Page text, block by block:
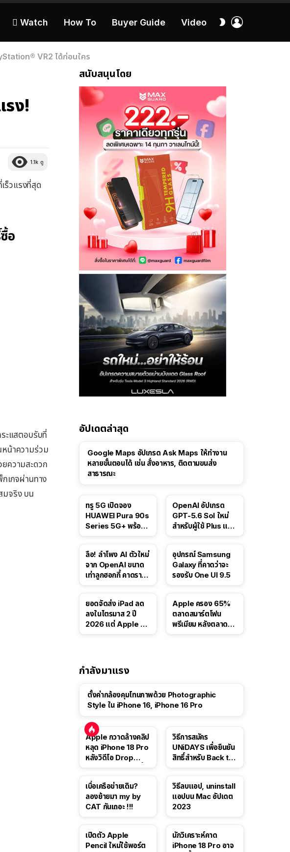
 Watch How To Buyer Guide Video
สลับ
VR2 ได้ก่อนใคร
รง!
1.1k ดู
ร็วแรงที่สุด
อ
ะแสตอบรับที่
หน้าความร่วม
ยความสะดวก
เกจผ่านทาง
มจริง บน
สนับสนุนโดย
อัปเดตล่าสุด
Google Maps อัปเกรด Ask Maps ให้ทำงาน
หลายขั้นตอนได้ เช่น สั่งอาหาร, ติดตามขนส่ง
สาธารณะ
ทรู 5G เปิดจอง
HUAWEI Pura 90s
Series 5G+ พร้อม
OpenAI อัปเกรด
GPT-5.6 Sol ใหม่
สำหรับผู้ใช้ Plus และ
ลือ! ลำโพง AI ตัวใหม่
จาก OpenAI ขนาด
เท่าลูกฮอกกี้ คาดราคา
อุปกรณ์ Samsung
Galaxy ที่คาดว่าจะ
รองรับ One UI 9.5
ยอดจัดส่ง iPad ลด
ลงในไตรมาส 2 ปี
2026 แต่ Apple ยัง
Apple ครอง 65%
ตลาดสมาร์ตโฟน
พรีเมียม หลังตลาดทำ
กำลังมาแรง
ตั้งค่ากล้องคุมโทนภาพด้วย Photographic
Style ใน iPhone 16, iPhone 16 Pro
Apple กวาดล้างคลิป
หลุด iPhone 18 Pro
หลังวิดีโอ Drop
วิธีการสมัคร
UNiDAYS เพื่อยืนยัน
สิทธิ์สำหรับ Back to
เบื่อเครือข่ายเดิม?
ลองย้ายมา my by
CAT กันเถอะ !!!
วิธีลบแอป, uninstall
แอปบน Mac อัปเดต
2023
เปิดตัว Apple
Pencil ใหม่ใช้พอร์ต
นักวิเคราะห์คาด
iPhone 18 Pro อาจ